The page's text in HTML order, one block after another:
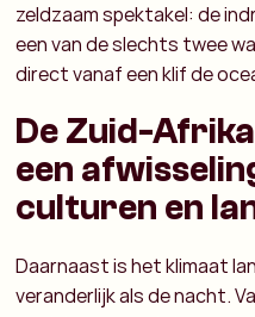
zeldzaam spektakel: de
een van de slechts twee
direct vanaf een klif de
De Zuid-
een
culturen en
Daarnaast is het klimaat
veranderlijk als de nacht.